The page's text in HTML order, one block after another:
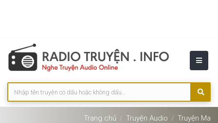
Trang chủ Truyện Audio Truyện Ma